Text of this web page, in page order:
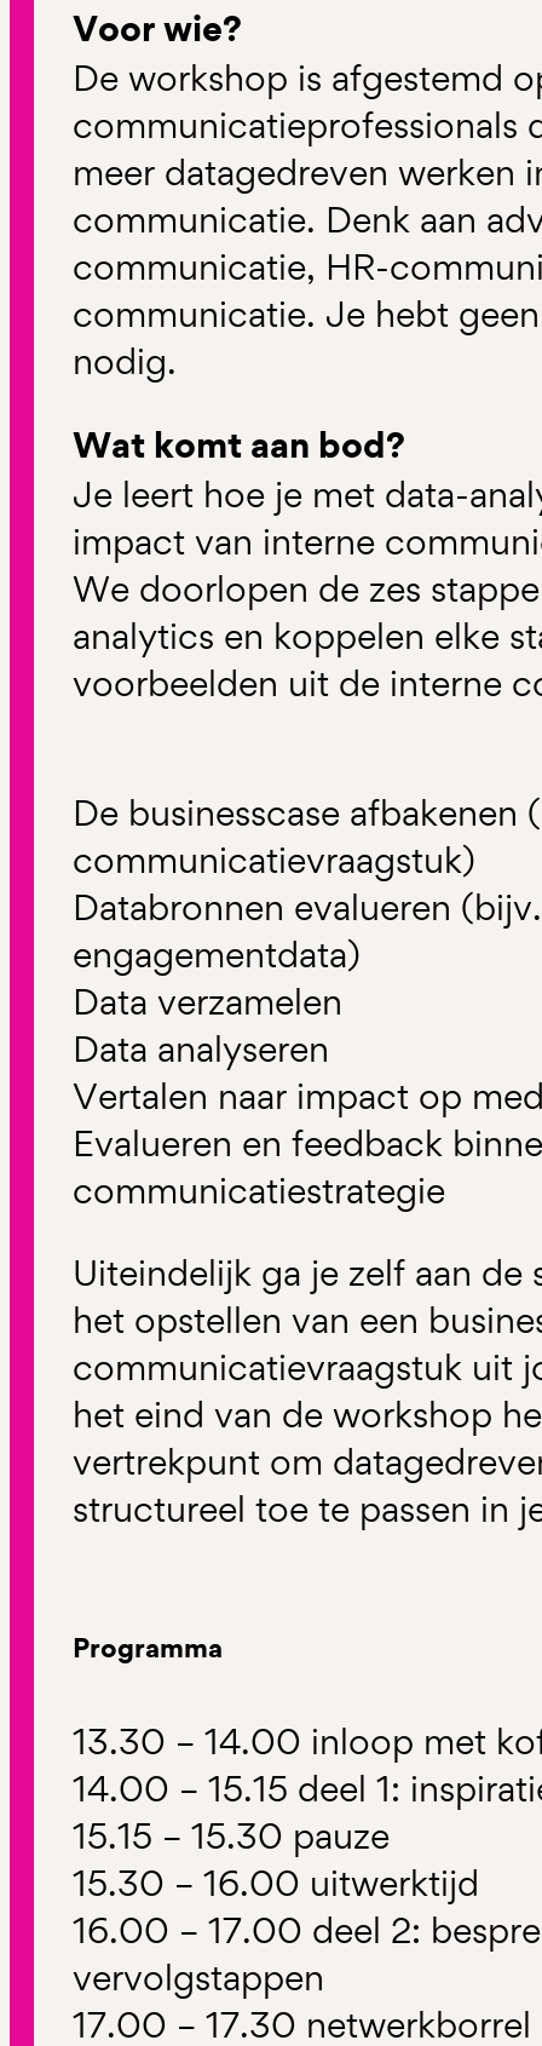
Voor wie?
De workshop is afgestemd
communicatieprofessionals
meer datagedreven werken
communicatie. Denk aan
communicatie, HR-
communicatie. Je hebt
nodig.
Wat komt aan bod?
Je leert hoe je met data-
impact van interne
We doorlopen de zes
analytics en koppelen elke
voorbeelden uit de interne
De businesscase afbakenen
communicatievraagstuk)
Databronnen evalueren
engagementdata)
Data verzamelen
Data analyseren
Vertalen naar impact op
Evalueren en feedback
communicatiestrategie
Uiteindelijk ga je zelf aan de
het opstellen van een
communicatievraagstuk uit
het eind van de workshop
vertrekpunt om
structureel toe te passen in
Programma
13.30 – 14.00 inloop met
14.00 – 15.15 deel 1:
15.15 – 15.30 pauze
15.30 – 16.00 uitwerktijd
16.00 – 17.00 deel 2:
vervolgstappen
17.00 – 17.30 netwerkborrel